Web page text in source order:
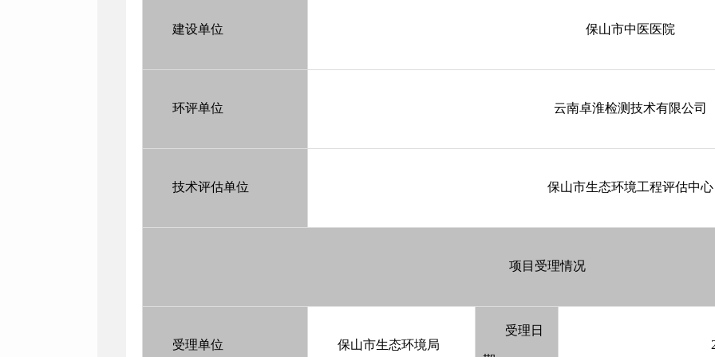
建设单位 保山市中医医院
环评单位 云南卓淮检测技术有限公司
技术评估单位 保山市生态环境工程评估中心
项目受理情况
受理单位 保山市生态环境局
受理日